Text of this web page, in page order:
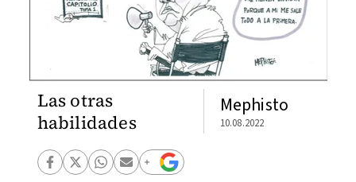
Las otras
habilidades
Mephisto
10.08.2022